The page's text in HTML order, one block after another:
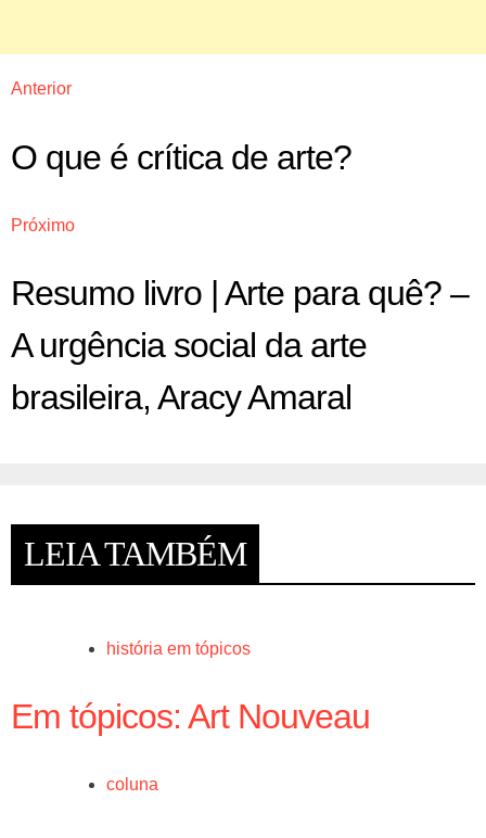
Anterior
O que é crítica de arte?
Próximo
Resumo livro | Arte para quê? –
A urgência social da arte
brasileira, Aracy Amaral
LEIA TAMBÉM
história em tópicos
Em tópicos: Art Nouveau
coluna